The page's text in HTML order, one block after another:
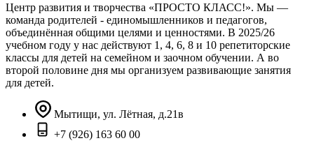
Центр развития и творчества «ПРОСТО КЛАСС!». Мы —
команда родителей - единомышленников и педагогов,
объединённая общими целями и ценностями. В 2025/26
учебном году у нас действуют 1, 4, 6, 8 и 10 репетиторские
классы для детей на семейном и заочном обучении. А во
второй половине дня мы организуем развивающие занятия
для детей.
Мытищи, ул. Лётная, д.21в
+7 (926) 163 60 00